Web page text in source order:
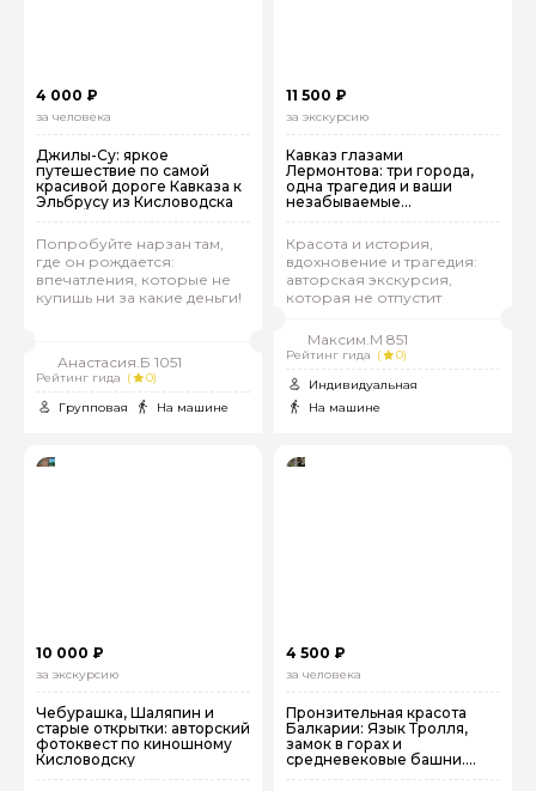
4 000 ₽
за человека
Джилы-Су: яркое
путешествие по самой
красивой дороге Кавказа к
Эльбрусу из Кисловодска
Попробуйте нарзан там,
где он рождается:
впечатления, которые не
купишь ни за какие деньги!
Анастасия.Б 1051
Рейтинг гида (
0)
Групповая
На машине
11 500 ₽
за экскурсию
Кавказ глазами
Лермонтова: три города,
одна трагедия и ваши
незабываемые
впечатления. Выезд из
Красота и история,
вдохновение и трагедия:
авторская экскурсия,
которая не отпустит
Максим.М 851
Рейтинг гида (
0)
Индивидуальная
На машине
10 000 ₽
за экскурсию
Чебурашка, Шаляпин и
старые открытки: авторский
фотоквест по киношному
Кисловодску
4 500 ₽
за человека
Пронзительная красота
Балкарии: Язык Тролля,
замок в горах и
средневековые башни.
Выезд из Кисловодска